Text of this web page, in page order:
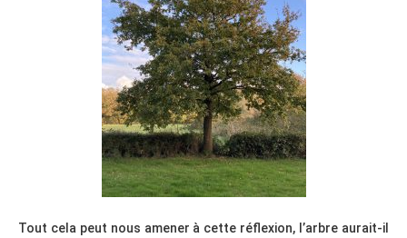
Tout cela peut nous amener à cette réflexion, l’arbre aurait-il